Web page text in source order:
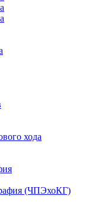
хода
(ЧПЭхоКГ)